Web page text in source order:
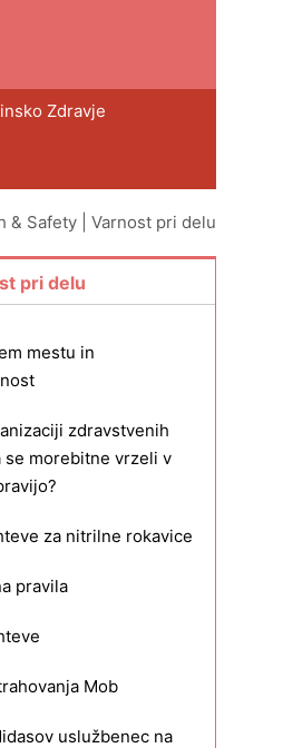
Zdravje
& Safety Varnost pri delu
pri delu
mestu in
zdravstvenih
se morebitne vrzeli v
za nitrilne rokavice
pravila
Mob
uslužbenec na